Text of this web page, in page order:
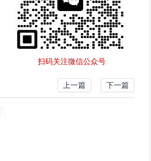
扫码关注微信公众号
上一篇 下一篇